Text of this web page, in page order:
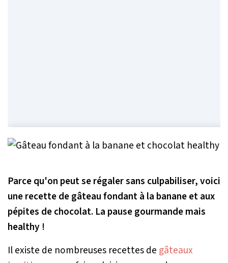
Parce qu'on peut se régaler sans culpabiliser, voici
une recette de gâteau fondant à la banane et aux
pépites de chocolat. La pause gourmande mais
healthy !
Il existe de nombreuses recettes de gâteaux